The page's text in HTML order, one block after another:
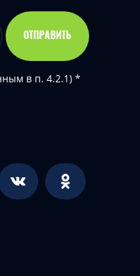
ОТПРАВИТЬ
в п. 4.2.1) *